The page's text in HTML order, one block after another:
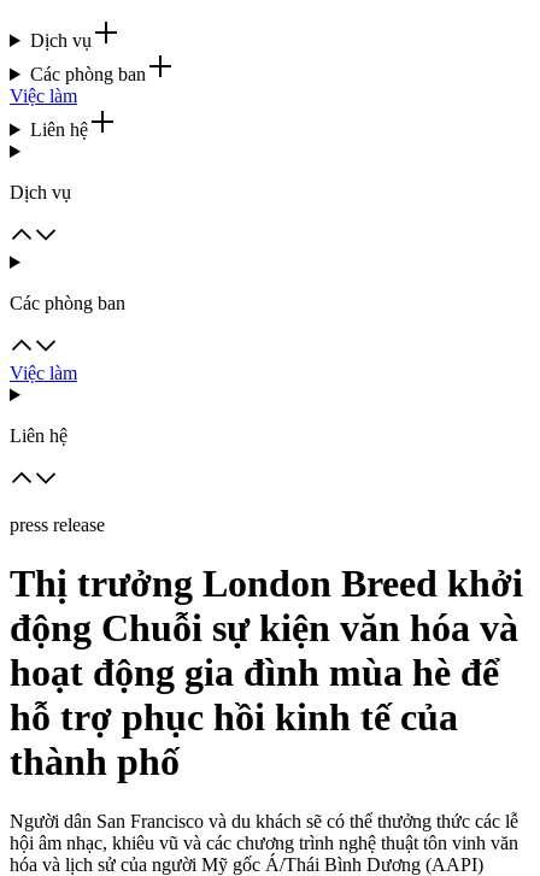
Dịch vụ
Các phòng ban
Việc làm
Liên hệ
Dịch vụ
Các phòng ban
Việc làm
Liên hệ
press release
Thị trưởng London Breed khởi
động Chuỗi sự kiện văn hóa và
hoạt động gia đình mùa hè để
hỗ trợ phục hồi kinh tế của
thành phố
Người dân San Francisco và du khách sẽ có thể thưởng thức các lễ
hội âm nhạc, khiêu vũ và các chương trình nghệ thuật tôn vinh văn
hóa và lịch sử của người Mỹ gốc Á/Thái Bình Dương (AAPI)